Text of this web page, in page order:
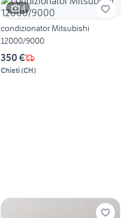
4
condizionator Mitsubishi
12000/9000
350 €
Chieti(CH)